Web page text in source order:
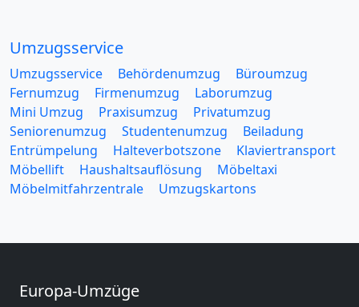
Umzugsservice
Umzugsservice Behördenumzug
Büroumzug
Fernumzug
Firmenumzug
Laborumzug
Mini Umzug
Praxisumzug
Privatumzug
Seniorenumzug
Studentenumzug
Beiladung
Entrümpelung
Halteverbotszone
Klaviertransport
Möbellift
Haushaltsauflösung
Möbeltaxi
Möbelmitfahrzentrale
Umzugskartons
Europa-Umzüge